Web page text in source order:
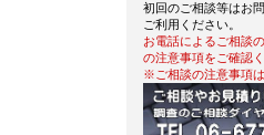
初回のご相談等はお
ご利用ください。
お電話によるご相談
の注意事項をご確認く
※ご相談の注意事項